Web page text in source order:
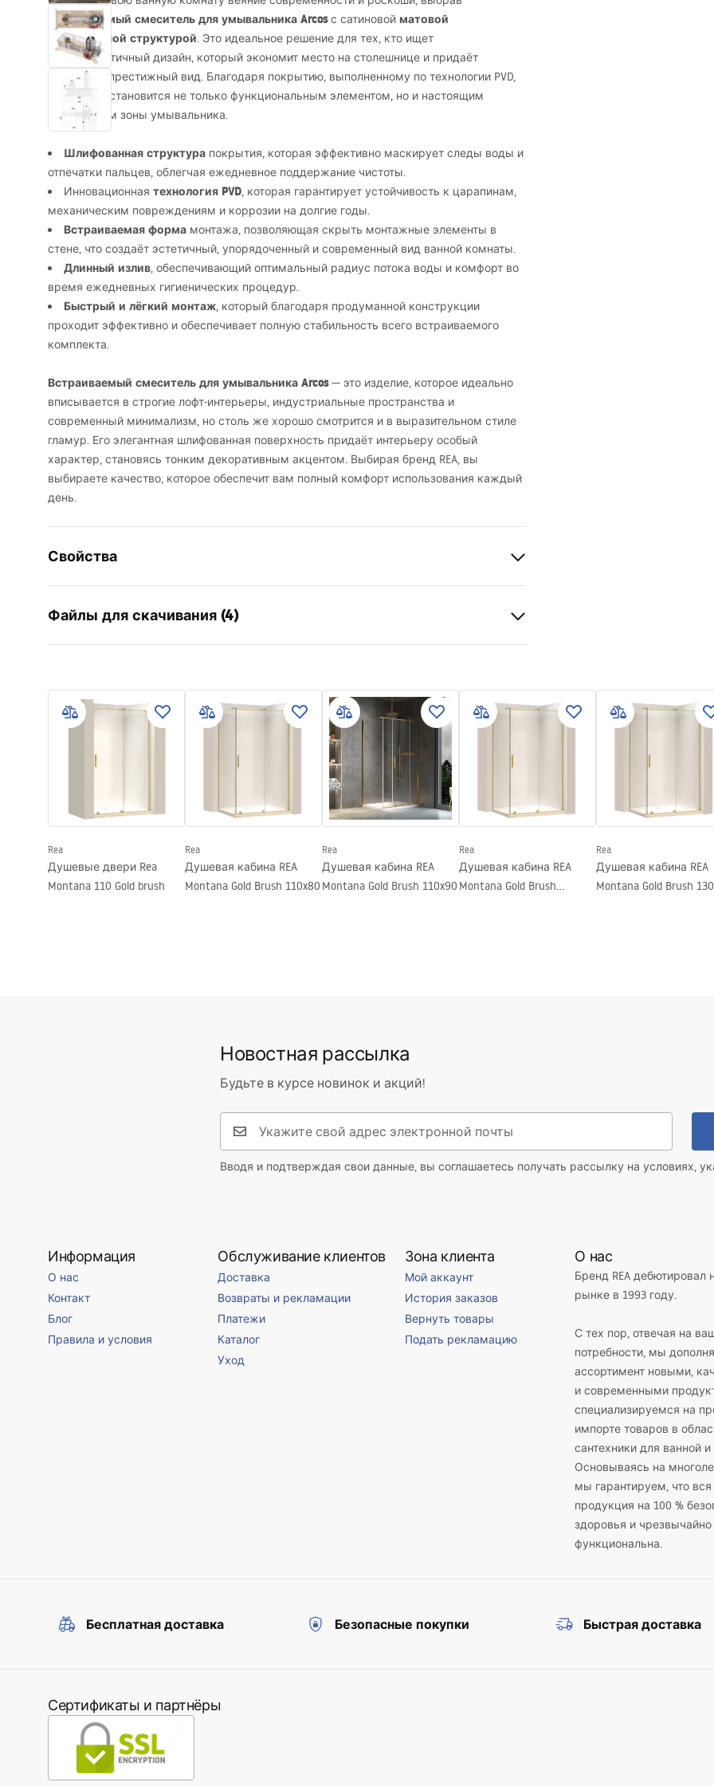
встраиваемый смеситель для умывальника Arcosс сатиновой матовой
шлифованной структурой. Это идеальное решение для тех, кто ищет
минималистичный дизайн, который экономит место на столешнице и придаёт
интерьеру престижный вид. Благодаря покрытию, выполненному по технологии PVD,
смеситель становится не только функциональным элементом, но и настоящим
украшением зоны умывальника.
Шлифованная структура покрытия, которая эффективно маскирует следы воды и
отпечатки пальцев, облегчая ежедневное поддержание чистоты.
Инновационная технология PVD, которая гарантирует устойчивость к царапинам,
механическим повреждениям и коррозии на долгие годы.
Встраиваемая форма монтажа, позволяющая скрыть монтажные элементы в
стене, что создаёт эстетичный, упорядоченный и современный вид ванной комнаты.
Длинный излив, обеспечивающий оптимальный радиус потока воды и комфорт во
время ежедневных гигиенических процедур.
Быстрый и лёгкий монтаж, который благодаря продуманной конструкции
проходит эффективно и обеспечивает полную стабильность всего встраиваемого
комплекта.
Встраиваемый смеситель для умывальника Arcos— это изделие, которое идеально
вписывается в строгие лофт-интерьеры, индустриальные пространства и
современный минимализм, но столь же хорошо смотрится и в выразительном стиле
гламур. Его элегантная шлифованная поверхность придаёт интерьеру особый
характер, становясь тонким декоративным акцентом. Выбирая бренд REA, вы
выбираете качество, которое обеспечит вам полный комфорт использования каждый
день.
Свойства
Способ монтажа
Цвет
матовая сталь
Материал
Латунь
Диапазон излива
180
мм
Высота
мм
Диаметр подключения
1/2 дюйма
Гарантия
5 лет
Файлы для скачивания (4)
Faucet.pdf manual podt.pdf
Pielęgnacja.pdf
Условия гарантии
Warranty_Terms_and_Conditions_
Faucets_-_5.pdf
Rea
Душевые двери Rea
Montana 110 Gold brush
Rea
Душевая кабина REA
Montana Gold Brush 110x80
Rea
Душевая кабина REA
Montana Gold Brush 110x90
Rea
Душевая кабина REA
Montana Gold Brush
Rea
Душевая кабина REA
Montana Gold Brush
Новостная рассылка
Будьте в курсе новинок и акций!
Вводя и подтверждая свои данные, вы соглашаетесь получать рассылку на условиях,
Информация
О нас
Контакт
Блог
Правила и условия
Обслуживание клиентов
Доставка
Возвраты и рекламации
Платежи
Каталог
Уход
Зона клиента
Мой аккаунт
История заказов
Вернуть товары
Подать рекламацию
О нас
Бренд REA дебютировал
рынке в 1993 году.
С тех пор, отвечая на
потребности, мы
ассортимент новыми,
и современными
специализируемся на
импорте товаров в
сантехники для ванной и
Основываясь на
мы гарантируем, что
продукция на 100 %
здоровья и чрезвычайно
функциональна.
Бесплатная доставка Безопасные покупки Быстрая доставка
Сертификаты и партнёры